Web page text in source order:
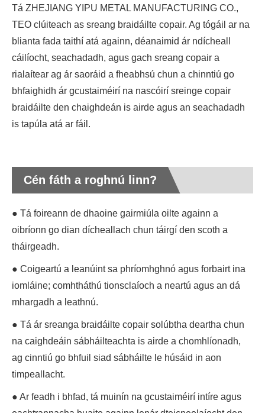
Tá ZHEJIANG YIPU METAL MANUFACTURING CO.,
TEO clúiteach as sreang braidáilte copair. Ag tógáil ar na
blianta fada taithí atá againn, déanaimid ár ndícheall
cáilíocht, seachadadh, agus gach sreang copair a
rialaítear ag ár saoráid a fheabhsú chun a chinntiú go
bhfaighidh ár gcustaiméirí na nascóirí sreinge copair
braidáilte den chaighdeán is airde agus an seachadadh
is tapúla atá ar fáil.
Cén fáth a roghnú linn?
● Tá foireann de dhaoine gairmiúla oilte againn a
oibríonn go dian dícheallach chun táirgí den scoth a
tháirgeadh.
● Coigeartú a leanúint sa phríomhghnó agus forbairt ina
iomláine; comhtháthú tionsclaíoch a neartú agus an dá
mhargadh a leathnú.
● Tá ár sreanga braidáilte copair solúbtha deartha chun
na caighdeáin sábháilteachta is airde a chomhlíonadh,
ag cinntiú go bhfuil siad sábháilte le húsáid in aon
timpeallacht.
● Ar feadh i bhfad, tá muinín na gcustaiméirí intíre agus